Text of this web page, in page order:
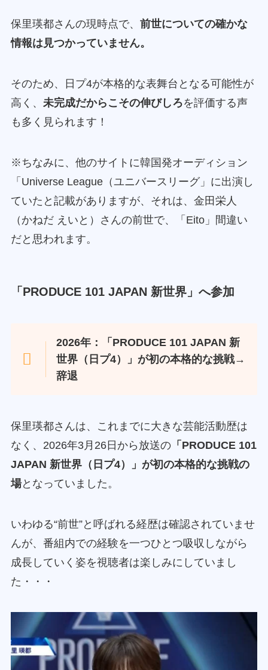
保里瑛都さんの現時点で、 前世についての確かな
情報は見つかっていません。
そのため、日プ4が本格的な表舞台となる可能性が
高く、 未完成だからこその伸びしろを評価する声
も多く見られます！
※ちなみに、他のサイトに韓国発オーディション
「Universe League（ユニバースリーグ」に出演し
ていたと記載がありますが、それは、金田栄人
（かねだ えいと）さんの前世で、「Eito」間違い
だと思われます。
「PRODUCE 101 JAPAN 新世界」へ参加
2026年：「PRODUCE 101 JAPAN 新
世界（日プ4）」が初の本格的な挑戦→
辞退
保里瑛都さんは、これまでに大きな芸能活動歴は
なく、2026年3月26日から放送の「PRODUCE 101
JAPAN 新世界（日プ4）」が初の本格的な挑戦の
場となっていました。
いわゆる“前世”と呼ばれる経歴は確認されていませ
んが、番組内での経験を一つひとつ吸収しながら
成長していく姿を視聴者は楽しみにしていまし
た・・・